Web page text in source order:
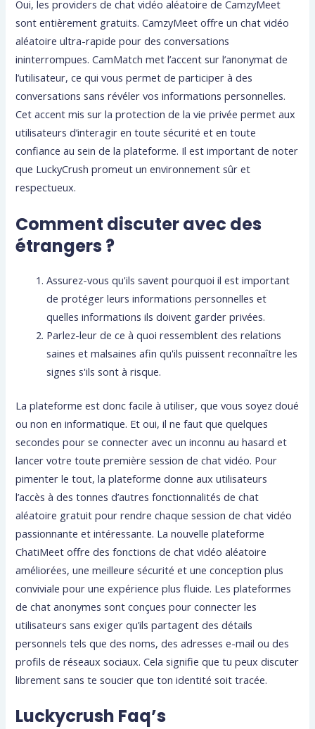
Oui, les providers de chat vidéo aléatoire de CamzyMeet
sont entièrement gratuits. CamzyMeet offre un chat vidéo
aléatoire ultra-rapide pour des conversations
ininterrompues. CamMatch met l’accent sur l’anonymat de
l’utilisateur, ce qui vous permet de participer à des
conversations sans révéler vos informations personnelles.
Cet accent mis sur la protection de la vie privée permet aux
utilisateurs d’interagir en toute sécurité et en toute
confiance au sein de la plateforme. Il est important de noter
que LuckyCrush promeut un environnement sûr et
respectueux.
Comment discuter avec des
étrangers ?
Assurez-vous qu'ils savent pourquoi il est important
de protéger leurs informations personnelles et
quelles informations ils doivent garder privées.
Parlez-leur de ce à quoi ressemblent des relations
saines et malsaines afin qu'ils puissent reconnaître les
signes s'ils sont à risque.
La plateforme est donc facile à utiliser, que vous soyez doué
ou non en informatique. Et oui, il ne faut que quelques
secondes pour se connecter avec un inconnu au hasard et
lancer votre toute première session de chat vidéo. Pour
pimenter le tout, la plateforme donne aux utilisateurs
l’accès à des tonnes d’autres fonctionnalités de chat
aléatoire gratuit pour rendre chaque session de chat vidéo
passionnante et intéressante. La nouvelle plateforme
ChatiMeet offre des fonctions de chat vidéo aléatoire
améliorées, une meilleure sécurité et une conception plus
conviviale pour une expérience plus fluide. Les plateformes
de chat anonymes sont conçues pour connecter les
utilisateurs sans exiger qu’ils partagent des détails
personnels tels que des noms, des adresses e-mail ou des
profils de réseaux sociaux. Cela signifie que tu peux discuter
librement sans te soucier que ton identité soit tracée.
Luckycrush Faq’s